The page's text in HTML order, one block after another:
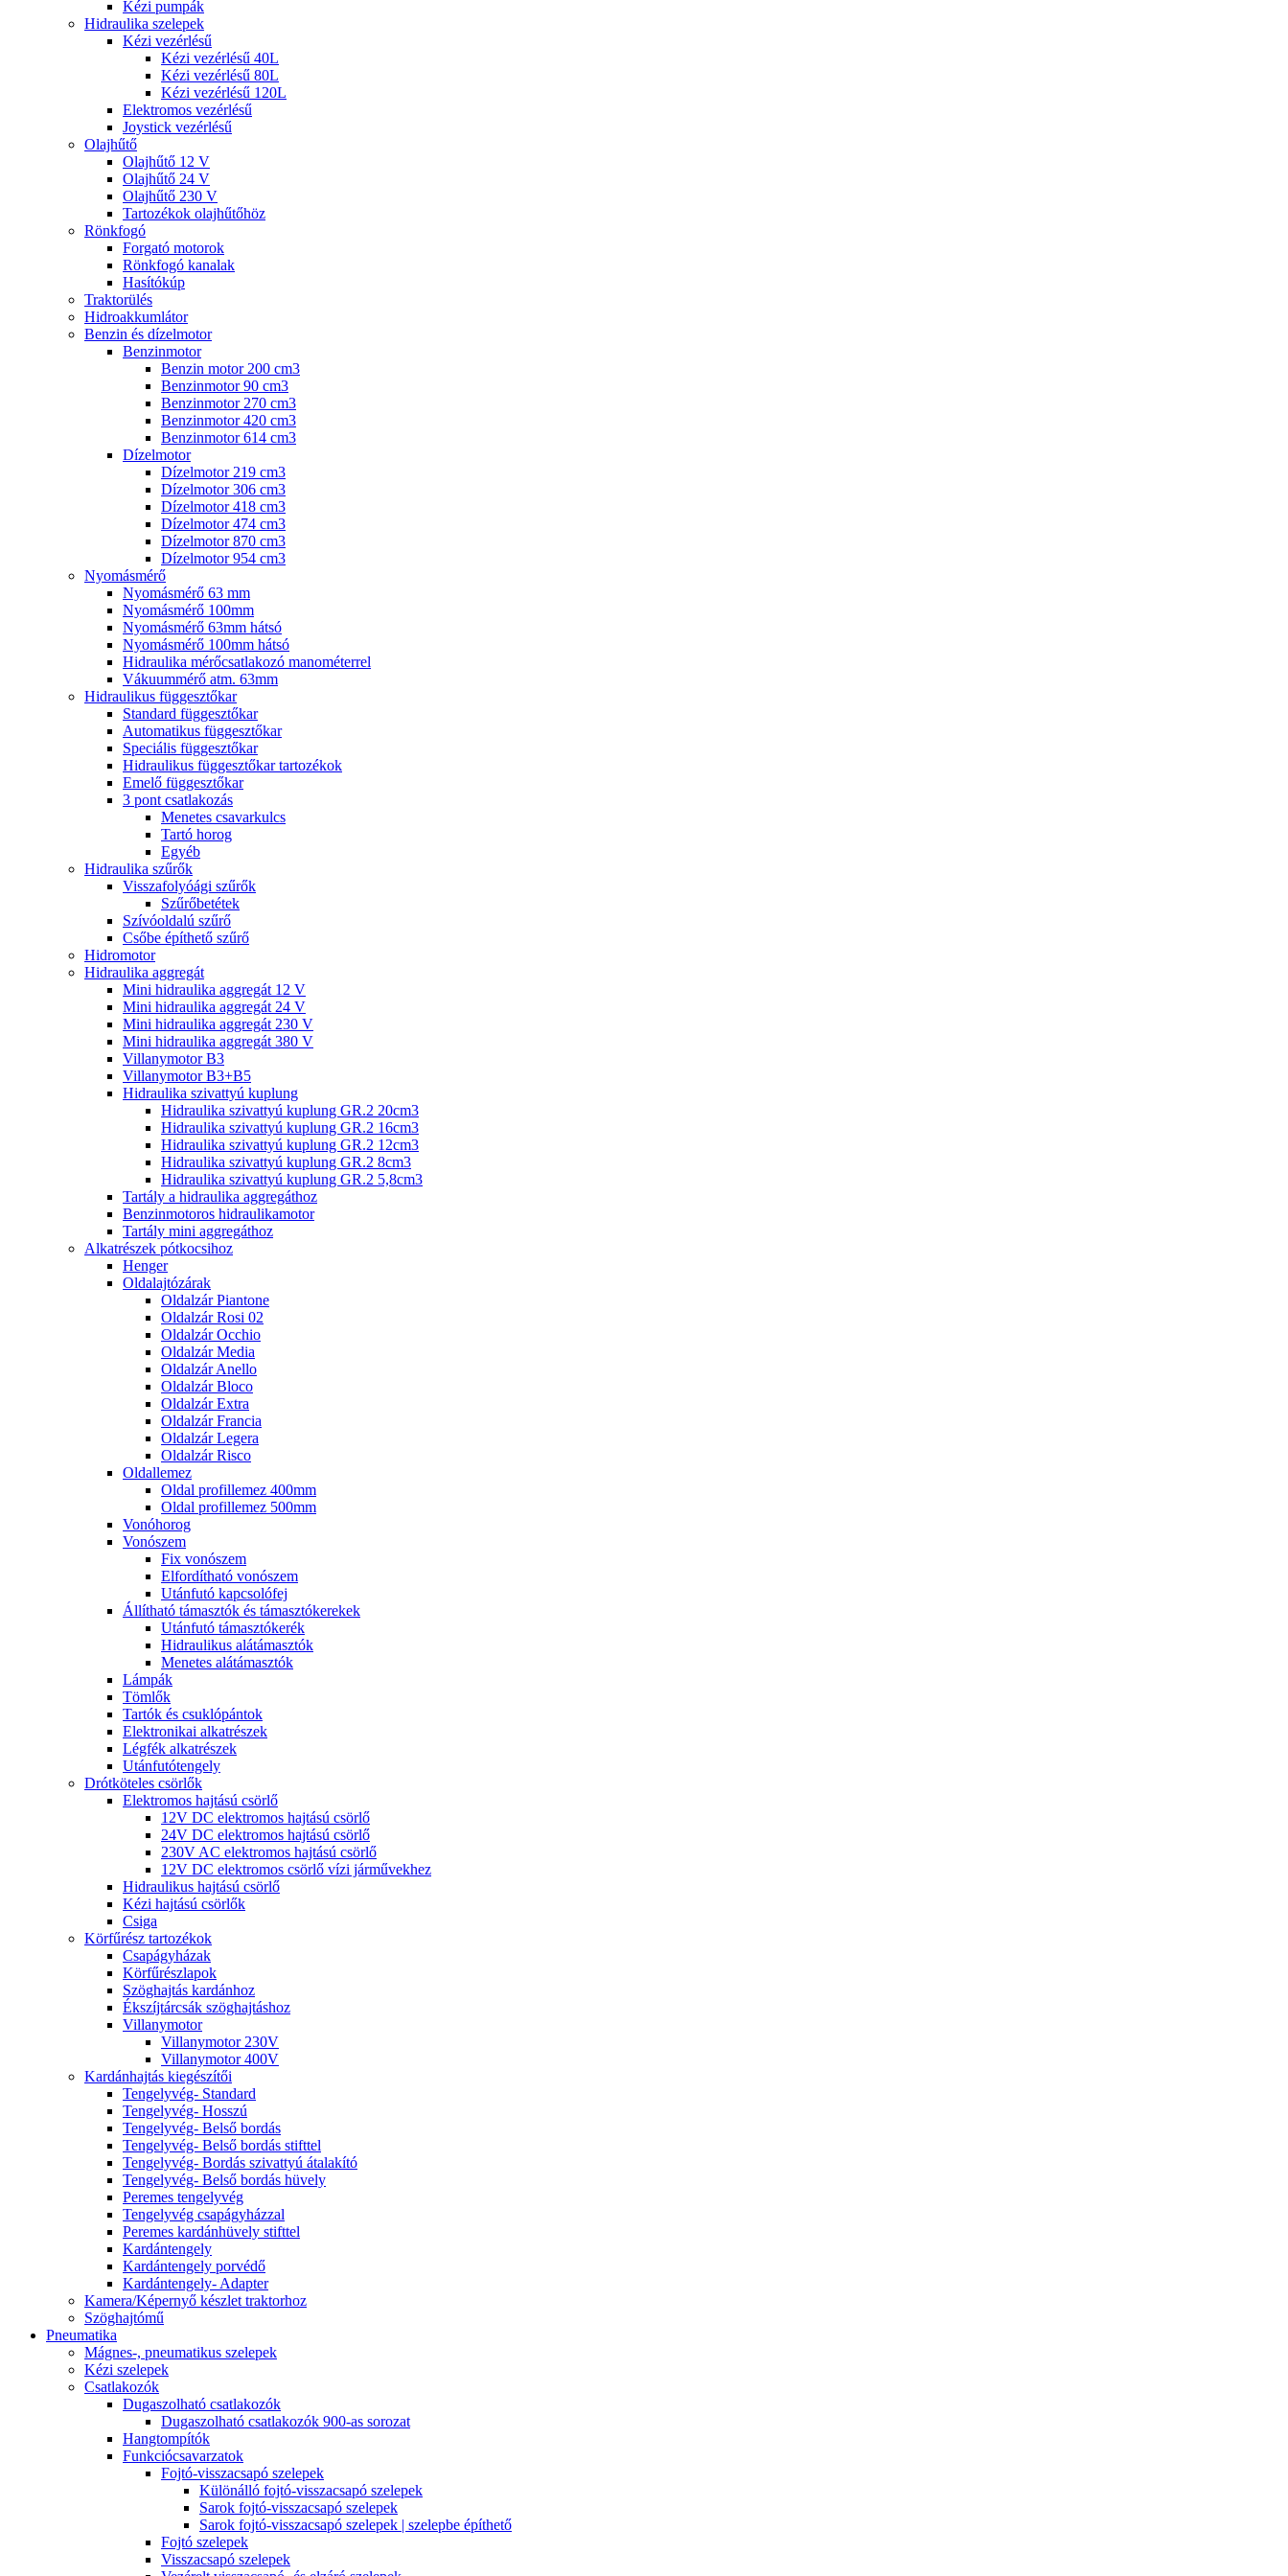
Kézi pumpák
Hidraulika szelepek
Kézi vezérlésű
Kézi vezérlésű 40L
Kézi vezérlésű 80L
Kézi vezérlésű 120L
Elektromos vezérlésű
Joystick vezérlésű
Olajhűtő
Olajhűtő 12 V
Olajhűtő 24 V
Olajhűtő 230 V
Tartozékok olajhűtőhöz
Rönkfogó
Forgató motorok
Rönkfogó kanalak
Hasítókúp
Traktorülés
Hidroakkumlátor
Benzin és dízelmotor
Benzinmotor
Benzin motor 200 cm3
Benzinmotor 90 cm3
Benzinmotor 270 cm3
Benzinmotor 420 cm3
Benzinmotor 614 cm3
Dízelmotor
Dízelmotor 219 cm3
Dízelmotor 306 cm3
Dízelmotor 418 cm3
Dízelmotor 474 cm3
Dízelmotor 870 cm3
Dízelmotor 954 cm3
Nyomásmérő
Nyomásmérő 63 mm
Nyomásmérő 100mm
Nyomásmérő 63mm hátsó
Nyomásmérő 100mm hátsó
Hidraulika mérőcsatlakozó manométerrel
Vákuummérő atm. 63mm
Hidraulikus függesztőkar
Standard függesztőkar
Automatikus függesztőkar
Speciális függesztőkar
Hidraulikus függesztőkar tartozékok
Emelő függesztőkar
3 pont csatlakozás
Menetes csavarkulcs
Tartó horog
Egyéb
Hidraulika szűrők
Visszafolyóági szűrők
Szűrőbetétek
Szívóoldalú szűrő
Csőbe építhető szűrő
Hidromotor
Hidraulika aggregát
Mini hidraulika aggregát 12 V
Mini hidraulika aggregát 24 V
Mini hidraulika aggregát 230 V
Mini hidraulika aggregát 380 V
Villanymotor B3
Villanymotor B3+B5
Hidraulika szivattyú kuplung
Hidraulika szivattyú kuplung GR.2 20cm3
Hidraulika szivattyú kuplung GR.2 16cm3
Hidraulika szivattyú kuplung GR.2 12cm3
Hidraulika szivattyú kuplung GR.2 8cm3
Hidraulika szivattyú kuplung GR.2 5,8cm3
Tartály a hidraulika aggregáthoz
Benzinmotoros hidraulikamotor
Tartály mini aggregáthoz
Alkatrészek pótkocsihoz
Henger
Oldalajtózárak
Oldalzár Piantone
Oldalzár Rosi 02
Oldalzár Occhio
Oldalzár Media
Oldalzár Anello
Oldalzár Bloco
Oldalzár Extra
Oldalzár Francia
Oldalzár Legera
Oldalzár Risco
Oldallemez
Oldal profillemez 400mm
Oldal profillemez 500mm
Vonóhorog
Vonószem
Fix vonószem
Elfordítható vonószem
Utánfutó kapcsolófej
Állítható támasztók és támasztókerekek
Utánfutó támasztókerék
Hidraulikus alátámasztók
Menetes alátámasztók
Lámpák
Tömlők
Tartók és csuklópántok
Elektronikai alkatrészek
Légfék alkatrészek
Utánfutótengely
Drótköteles csörlők
Elektromos hajtású csörlő
12V DC elektromos hajtású csörlő
24V DC elektromos hajtású csörlő
230V AC elektromos hajtású csörlő
12V DC elektromos csörlő vízi járművekhez
Hidraulikus hajtású csörlő
Kézi hajtású csörlők
Csiga
Körfűrész tartozékok
Csapágyházak
Körfűrészlapok
Szöghajtás kardánhoz
Ékszíjtárcsák szöghajtáshoz
Villanymotor
Villanymotor 230V
Villanymotor 400V
Kardánhajtás kiegészítői
Tengelyvég- Standard
Tengelyvég- Hosszú
Tengelyvég- Belső bordás
Tengelyvég- Belső bordás stifttel
Tengelyvég- Bordás szivattyú átalakító
Tengelyvég- Belső bordás hüvely
Peremes tengelyvég
Tengelyvég csapágyházzal
Peremes kardánhüvely stifttel
Kardántengely
Kardántengely porvédő
Kardántengely- Adapter
Kamera/Képernyő készlet traktorhoz
Szöghajtómű
Pneumatika
Mágnes-, pneumatikus szelepek
Kézi szelepek
Csatlakozók
Dugaszolható csatlakozók
Dugaszolható csatlakozók 900-as sorozat
Hangtompítók
Funkciócsavarzatok
Fojtó-visszacsapó szelepek
Különálló fojtó-visszacsapó szelepek
Sarok fojtó-visszacsapó szelepek
Sarok fojtó-visszacsapó szelepek | szelepbe építhető
Fojtó szelepek
Visszacsapó szelepek